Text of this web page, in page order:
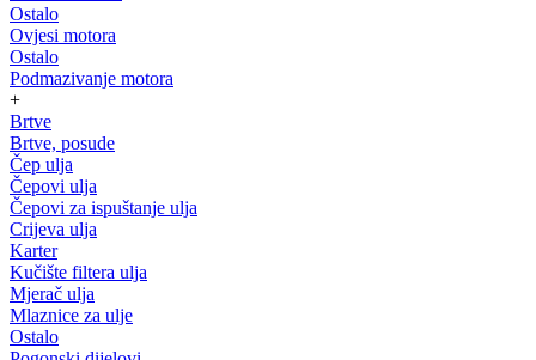
Ostalo
Ovjesi motora
Ostalo
Podmazivanje motora
+
Brtve
Brtve, posude
Čep ulja
Čepovi ulja
Čepovi za ispuštanje ulja
Crijeva ulja
Karter
Kučište filtera ulja
Mjerač ulja
Mlaznice za ulje
Ostalo